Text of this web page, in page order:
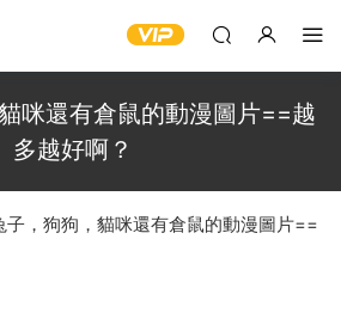
咪還有倉鼠的動漫圖片==越
多越好啊？
子，狗狗，貓咪還有倉鼠的動漫圖片==